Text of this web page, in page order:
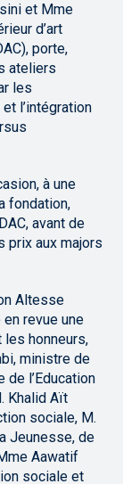
et Mme
d’art
porte,
ateliers
les
l’intégration
à une
fondation,
avant de
prix aux majors
Altesse
revue une
honneurs,
ministre de
de l’Education
Khalid Aït
sociale, M.
Jeunesse, de
Aawatif
sociale et